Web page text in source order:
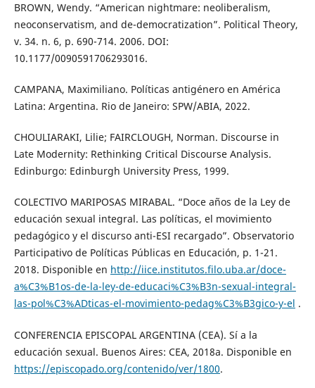
BROWN, Wendy. “American nightmare: neoliberalism,
neoconservatism, and de-democratization”. Political Theory,
v. 34. n. 6, p. 690-714. 2006. DOI:
10.1177/0090591706293016.
CAMPANA, Maximiliano. Políticas antigénero en América
Latina: Argentina. Rio de Janeiro: SPW/ABIA, 2022.
CHOULIARAKI, Lilie; FAIRCLOUGH, Norman. Discourse in
Late Modernity: Rethinking Critical Discourse Analysis.
Edinburgo: Edinburgh University Press, 1999.
COLECTIVO MARIPOSAS MIRABAL. “Doce años de la Ley de
educación sexual integral. Las políticas, el movimiento
pedagógico y el discurso anti-ESI recargado”. Observatorio
Participativo de Políticas Públicas en Educación, p. 1-21.
2018. Disponible en http://iice.institutos.filo.uba.ar/doce-
a%C3%B1os-de-la-ley-de-educaci%C3%B3n-sexual-integral-
las-pol%C3%ADticas-el-movimiento-pedag%C3%B3gico-y-el .
CONFERENCIA EPISCOPAL ARGENTINA (CEA). Sí a la
educación sexual. Buenos Aires: CEA, 2018a. Disponible en
https://episcopado.org/contenido/ver/1800.